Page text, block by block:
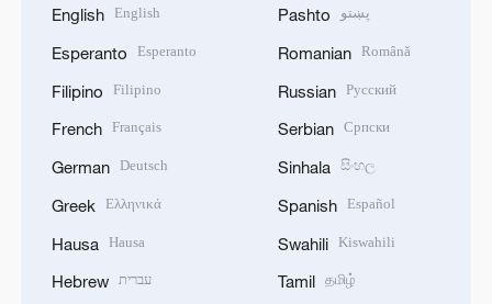
English English
Esperanto Esperanto
Filipino Filipino
French Français
German Deutsch
Greek Ελληνικά
Hausa Hausa
Hebrew עברית
Pashto پښتو
Romanian Română
Russian Русский
Serbian Српски
Sinhala සිංහල
Spanish Español
Swahili Kiswahili
Tamil தமிழ்